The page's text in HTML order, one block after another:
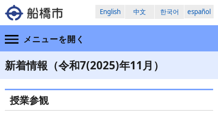
English 中文 한국어 español
メニューを開く
新着情報（令和7(2025)年11月）
授業参観